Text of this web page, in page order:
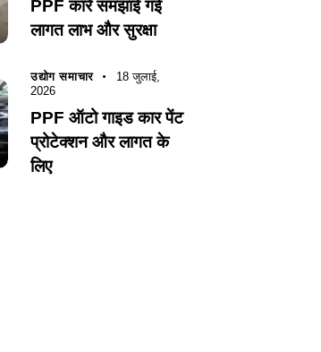
PPF कारें समझाई गई
लागत लाभ और सुरक्षा
उद्योग समाचार
18 जुलाई,
2026
PPF ऑटो गाइड कार पेंट
प्रोटेक्शन और लागत के
लिए